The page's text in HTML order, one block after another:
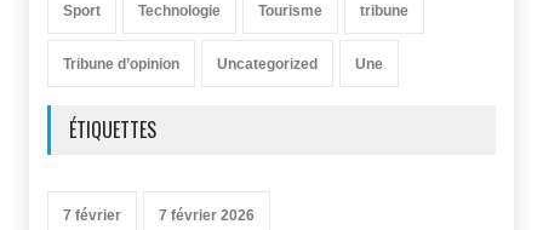
Sport Technologie Tourisme tribune
Tribune d’opinion Uncategorized Une
ÉTIQUETTES
7 février 7 février 2026